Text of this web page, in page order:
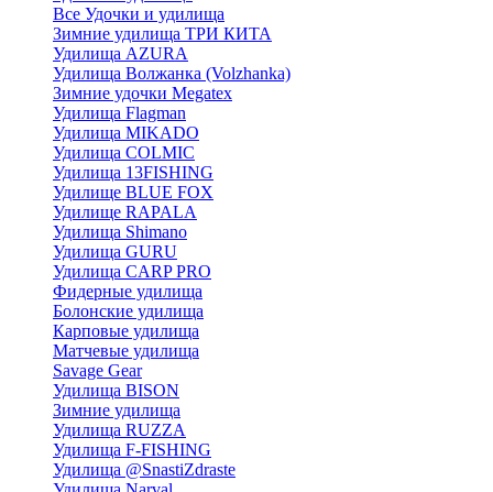
Все Удочки и удилища
Зимние удилища ТРИ КИТА
Удилища AZURA
Удилища Волжанка (Volzhanka)
Зимние удочки Megatex
Удилища Flagman
Удилища MIKADO
Удилища COLMIC
Удилища 13FISHING
Удилище BLUE FOX
Удилище RAPALA
Удилища Shimano
Удилища GURU
Удилища CARP PRO
Фидерные удилища
Болонские удилища
Карповые удилища
Матчевые удилища
Savage Gear
Удилища BISON
Зимние удилища
Удилища RUZZA
Удилища F-FISHING
Удилища @SnastiZdraste